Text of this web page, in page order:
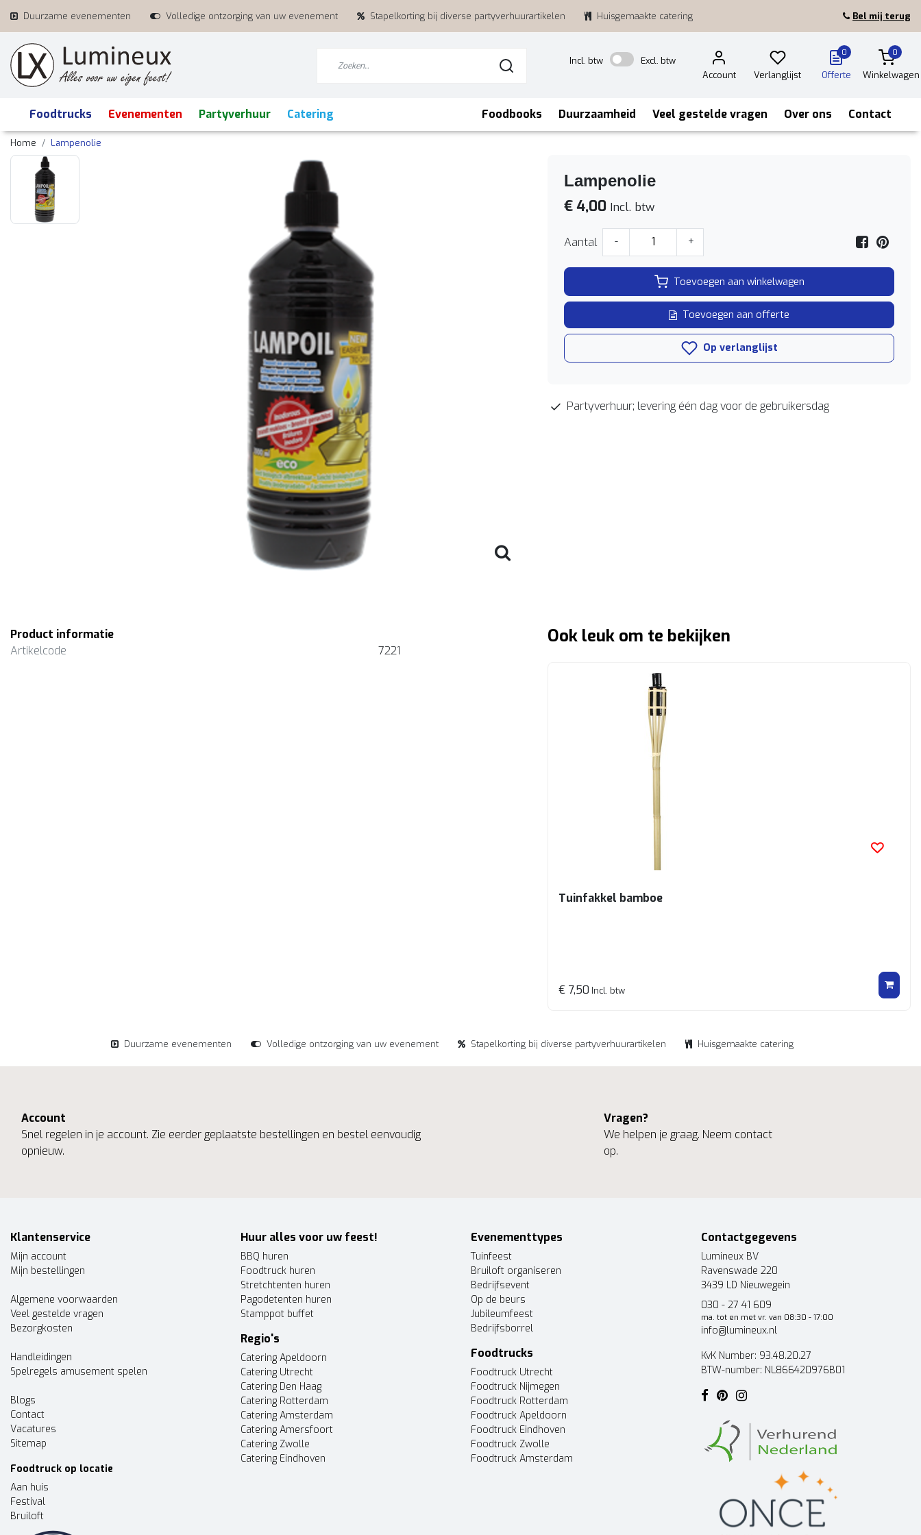
Duurzame evenementen Volledige ontzorging van uw evenement Stapelkorting bij diverse partyverhuurartikelen Huisgemaakte catering Bel mij terug
Incl. btw
Excl. btw
Account
Verlanglijst
0
Offerte
0
Winkelwagen
Foodtrucks Evenementen Partyverhuur Catering Foodbooks Duurzaamheid Veel gestelde vragen Over ons Contact
Home Lampenolie
Lampenolie
€ 4,00 Incl. btw
Aantal - +
Toevoegen aan winkelwagen
Toevoegen aan offerte
Op verlanglijst
Partyverhuur; levering één dag voor de gebruikersdag
Product informatie
Artikelcode
7221
Ook leuk om te bekijken
Tuinfakkel bamboe
€ 7,50 Incl. btw
Duurzame evenementen Volledige ontzorging van uw evenement Stapelkorting bij diverse partyverhuurartikelen Huisgemaakte catering
Account
Snel regelen in je account. Zie eerder geplaatste bestellingen en bestel eenvoudig
opnieuw.
Vragen?
We helpen je graag. Neem contact
op.
Klantenservice
Mijn account
Mijn bestellingen
Algemene voorwaarden
Veel gestelde vragen
Bezorgkosten
Handleidingen
Spelregels amusement spelen
Blogs
Contact
Vacatures
Sitemap
Foodtruck op locatie
Aan huis
Festival
Bruiloft
Huur alles voor uw feest!
BBQ huren
Foodtruck huren
Stretchtenten huren
Pagodetenten huren
Stamppot buffet
Regio's
Catering Apeldoorn
Catering Utrecht
Catering Den Haag
Catering Rotterdam
Catering Amsterdam
Catering Amersfoort
Catering Zwolle
Catering Eindhoven
Evenementtypes
Tuinfeest
Bruiloft organiseren
Bedrijfsevent
Op de beurs
Jubileumfeest
Bedrijfsborrel
Foodtrucks
Foodtruck Utrecht
Foodtruck Nijmegen
Foodtruck Rotterdam
Foodtruck Apeldoorn
Foodtruck Eindhoven
Foodtruck Zwolle
Foodtruck Amsterdam
Contactgegevens
Lumineux BV
Ravenswade 220
3439 LD Nieuwegein
030 - 27 41 609
ma. tot en met vr. van 08:30 - 17:00
info@lumineux.nl
KvK Number: 93.48.20.27
BTW-number: NL866420976B01